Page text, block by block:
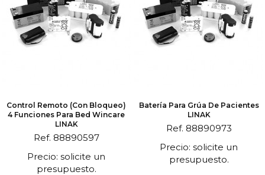
Control Remoto (con Bloqueo)
4 Funciones Para Bed Wincare
LINAK
Ref. 88890597
Precio: solicite un
presupuesto.
Batería Para Grúa De Pacientes
LINAK
Ref. 88890973
Precio: solicite un
presupuesto.